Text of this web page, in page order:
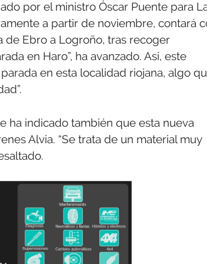
por el ministro Óscar Puente para
a partir de noviembre, contará
de Ebro a Logroño, tras recoger
en Haro”, ha avanzado. Así, este
en esta localidad riojana, algo
ha indicado también que esta nueva
Alvia. “Se trata de un material muy